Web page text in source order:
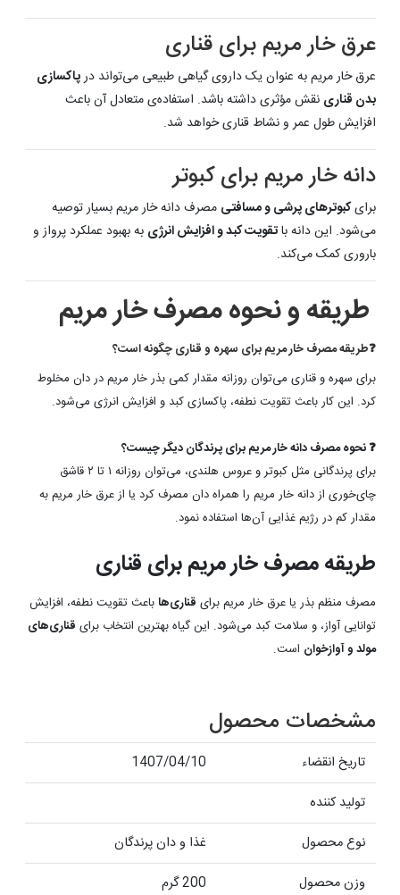
عرق خار مریم برای قناری
عرق خار مریم به عنوان یک داروی گیاهی طبیعی می‌تواند درپاکسازی
بدن قناری نقش مؤثری داشته باشد. استفاده‌ی متعادل آن باعث
افزایش طول عمر و نشاط قناری خواهد شد.
دانه خار مریم برای کبوتر
برایکبوترهای پرشی و مسافتی مصرف دانه خار مریم بسیار توصیه
می‌شود. این دانه باتقویت کبد و افزایش انرژی به بهبود عملکرد پرواز و
باروری کمک می‌کند.
طریقه و نحوه مصرف خار مریم
❓طریقه مصرف خار مریم برای سهره و قناری چگونه است؟​
برای سهره و قناری می‌توان روزانه مقدار کمی بذر خار مریم در دان مخلوط
کرد. این کار باعث تقویت نطفه، پاکسازی کبد و افزایش انرژی می‌شود.
❓ نحوه مصرف دانه خار مریم برای پرندگان دیگر چیست؟
برای پرندگانی مثل کبوتر و عروس هلندی، می‌توان روزانه ۱ تا ۲ قاشق
چای‌خوری از دانه خار مریم را همراه دان مصرف کرد یا از عرق خار مریم به
مقدار کم در رژیم غذایی آن‌ها استفاده نمود.
طریقه مصرف خار مریم برای قناری
مصرف منظم بذر یا عرق خار مریم برای قناری‌هاباعث تقویت نطفه، افزایش
توانایی آواز، و سلامت کبد می‌شود. این گیاه بهترین انتخاب برای قناری‌های
مولد و آوازخوان است.
مشخصات محصول
تاریخ انقضاء
1407/04/10
تولید کننده
نوع محصول
غذا و دان پرندگان
وزن محصول
200 گرم